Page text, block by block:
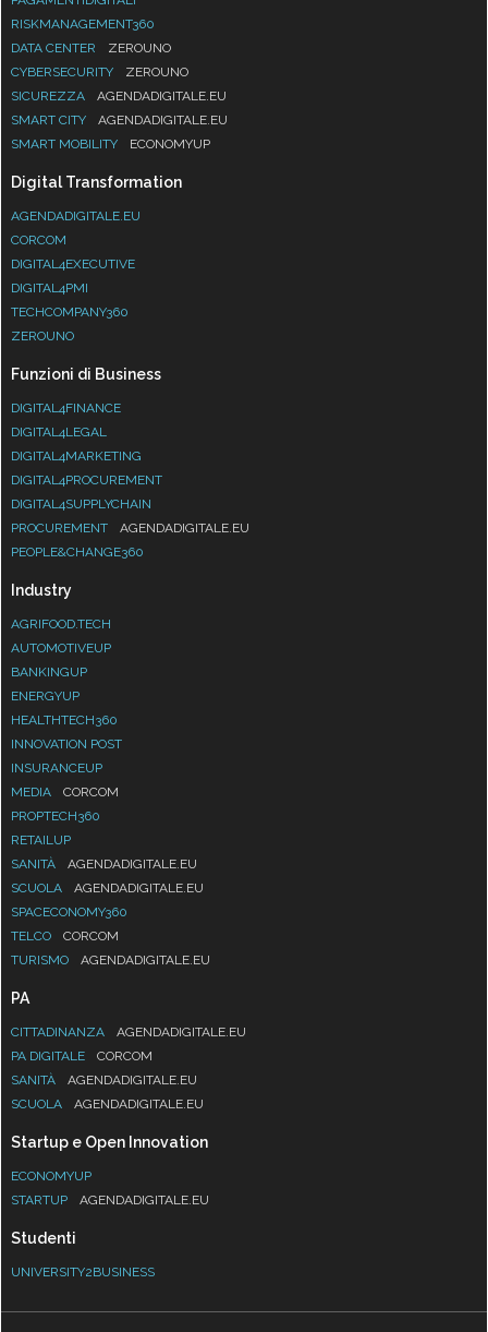
RISKMANAGEMENT360
DATA CENTER
ZEROUNO
CYBERSECURITY
ZEROUNO
SICUREZZA
AGENDADIGITALE.EU
SMART CITY
AGENDADIGITALE.EU
SMART MOBILITY
ECONOMYUP
Digital Transformation
AGENDADIGITALE.EU
CORCOM
DIGITAL4EXECUTIVE
DIGITAL4PMI
TECHCOMPANY360
ZEROUNO
Funzioni di Business
DIGITAL4FINANCE
DIGITAL4LEGAL
DIGITAL4MARKETING
DIGITAL4PROCUREMENT
DIGITAL4SUPPLYCHAIN
PROCUREMENT
AGENDADIGITALE.EU
PEOPLE&CHANGE360
Industry
AGRIFOOD.TECH
AUTOMOTIVEUP
BANKINGUP
ENERGYUP
HEALTHTECH360
INNOVATION POST
INSURANCEUP
MEDIA
CORCOM
PROPTECH360
RETAILUP
SANITÀ
AGENDADIGITALE.EU
SCUOLA
AGENDADIGITALE.EU
SPACECONOMY360
TELCO
CORCOM
TURISMO
AGENDADIGITALE.EU
PA
CITTADINANZA
AGENDADIGITALE.EU
PA DIGITALE
CORCOM
SANITÀ
AGENDADIGITALE.EU
SCUOLA
AGENDADIGITALE.EU
Startup e Open Innovation
ECONOMYUP
STARTUP
AGENDADIGITALE.EU
Studenti
UNIVERSITY2BUSINESS